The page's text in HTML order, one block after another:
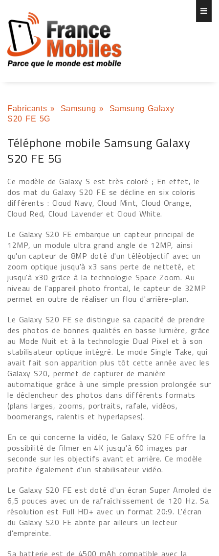
Fabricants » Samsung »
Samsung Galaxy
S20 FE 5G
Téléphone mobile Samsung Galaxy
S20 FE 5G
Ce modèle de Galaxy S est très coloré ; En effet, le
dos mat du Galaxy S20 FE se décline en six coloris
différents : Cloud Navy, Cloud Mint, Cloud Orange,
Cloud Red, Cloud Lavender et Cloud White.
Le Galaxy S20 FE embarque un capteur principal de
12MP, un module ultra grand angle de 12MP, ainsi
qu'un capteur de 8MP doté d'un téléobjectif avec un
zoom optique jusqu'à x3 sans perte de netteté, et
jusqu'à x30 grâce à la technologie Space Zoom. Au
niveau de l'appareil photo frontal, le capteur de 32MP
permet en outre de réaliser un flou d'arrière-plan.
Le Galaxy S20 FE se distingue sa capacité de prendre
des photos de bonnes qualités en basse lumière, grâce
au Mode Nuit et à la technologie Dual Pixel et à son
stabilisateur optique intégré. Le mode Single Take, qui
avait fait son apparition plus tôt cette année avec les
Galaxy S20, permet de capturer de manière
automatique grâce à une simple pression prolongée sur
le déclencheur des photos dans différents formats
(plans larges, zooms, portraits, rafale, vidéos,
boomerangs, ralentis et hyperlapses).
En ce qui concerne la vidéo, le Galaxy S20 FE offre la
possibilité de filmer en 4K jusqu'à 60 images par
seconde sur les objectifs avant et arrière. Ce modèle
profite également d'un stabilisateur vidéo.
Le Galaxy S20 FE est doté d'un écran Super Amoled de
6,5 pouces avec un de rafraîchissement de 120 Hz. Sa
résolution est Full HD+ avec un format 20:9. L'écran
du Galaxy S20 FE abrite par ailleurs un lecteur
d'empreinte.
Sa batterie est de 4500 mAh compatible avec la